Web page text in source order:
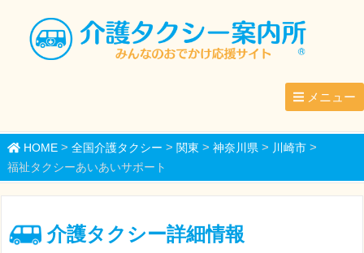
メニュー
HOME> 全国介護タクシー > 関東 > 神奈川県> 川崎市>
福祉タクシーあいあいサポート
介護タクシー詳細情報